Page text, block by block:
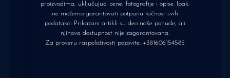
proizvodima, uključujući cene, fotografije i opise. Ipak,
ne možemo garantovati potpunu tačnost svih
podataka. Prikazani artikli su deo naše ponude, ali
njihova dostupnost nije zagarantovana.
Za proveru raspoloživosti pozovite: +381606154585